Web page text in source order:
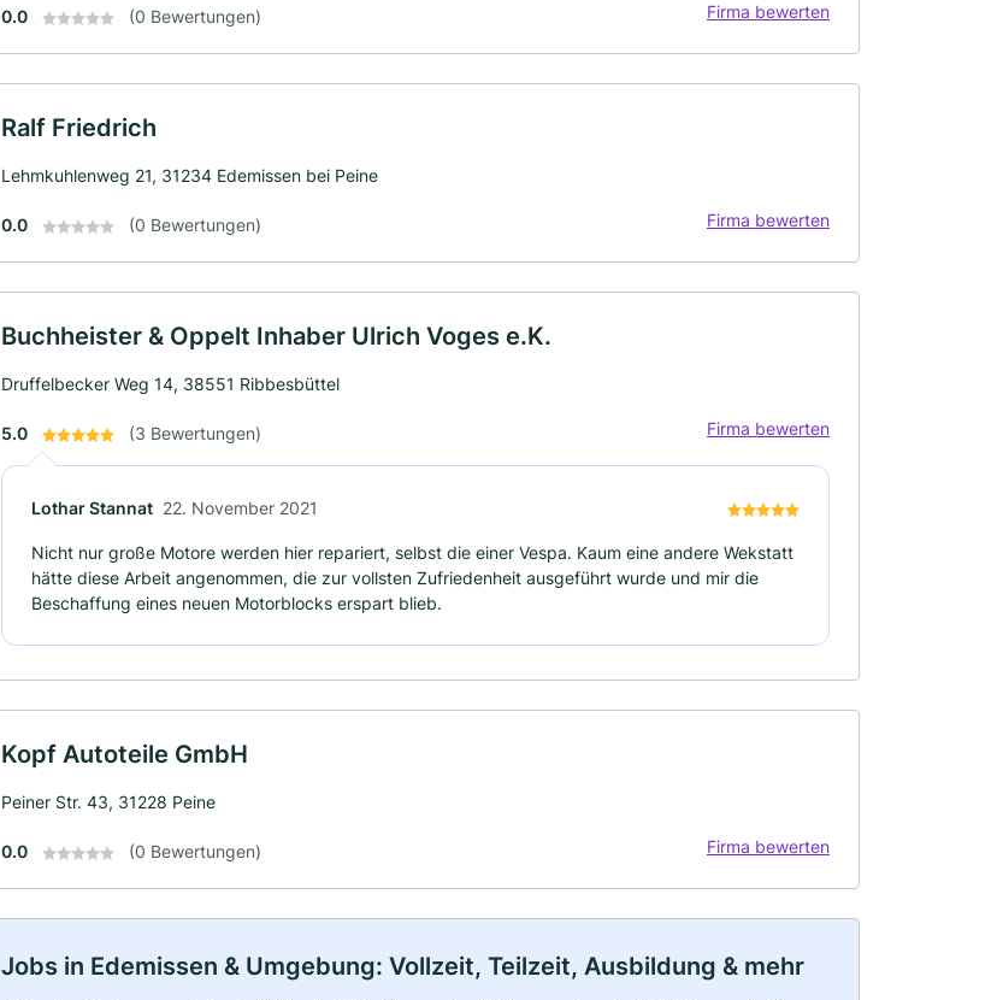
0.0 (0 Bewertungen) Firma bewerten
Ralf Friedrich
Lehmkuhlenweg 21, 31234 Edemissen bei Peine
0.0 (0 Bewertungen) Firma bewerten
Buchheister & Oppelt Inhaber Ulrich Voges e.K.
Druffelbecker Weg 14, 38551 Ribbesbüttel
5.0 (3 Bewertungen) Firma bewerten
Lothar Stannat 22. November 2021
Nicht nur große Motore werden hier repariert, selbst die einer Vespa. Kaum eine andere Wekstatt
hätte diese Arbeit angenommen, die zur vollsten Zufriedenheit ausgeführt wurde und mir die
Beschaffung eines neuen Motorblocks erspart blieb.
Kopf Autoteile GmbH
Peiner Str. 43, 31228 Peine
0.0 (0 Bewertungen) Firma bewerten
Jobs in Edemissen & Umgebung: Vollzeit, Teilzeit, Ausbildung & mehr